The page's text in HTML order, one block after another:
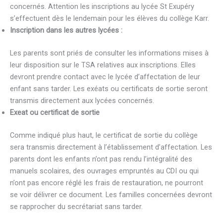
concernés. Attention les inscriptions au lycée St Exupéry
s’effectuent dès le lendemain pour les élèves du collège Karr.
Inscription dans les autres lycées :
Les parents sont priés de consulter les informations mises à
leur disposition sur le TSA relatives aux inscriptions. Elles
devront prendre contact avec le lycée d’affectation de leur
enfant sans tarder. Les exéats ou certificats de sortie seront
transmis directement aux lycées concernés.
Exeat ou certificat de sortie
Comme indiqué plus haut, le certificat de sortie du collège
sera transmis directement à l’établissement d’affectation. Les
parents dont les enfants n’ont pas rendu l’intégralité des
manuels scolaires, des ouvrages empruntés au CDI ou qui
n’ont pas encore réglé les frais de restauration, ne pourront
se voir délivrer ce document. Les familles concernées devront
se rapprocher du secrétariat sans tarder.